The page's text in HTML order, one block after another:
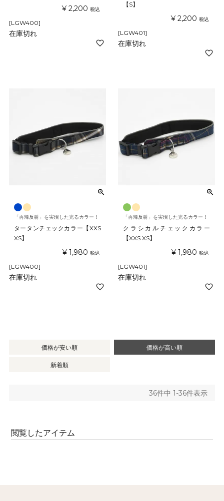
¥ 2,200 税込
[LGW400]
在庫切れ
【S】
¥ 2,200 税込
[LGW401]
在庫切れ
「再帰反射」を実現した光るカラー！
タータンチェックカラー【XXS
XS】
¥ 1,980 税込
[LGW400]
在庫切れ
「再帰反射」を実現した光るカラー！
クラシカルチェックカラー
【XXS XS】
¥ 1,980 税込
[LGW401]
在庫切れ
価格が安い順 価格が高い順
新着順
36件中 1-36件表示
閲覧したアイテム